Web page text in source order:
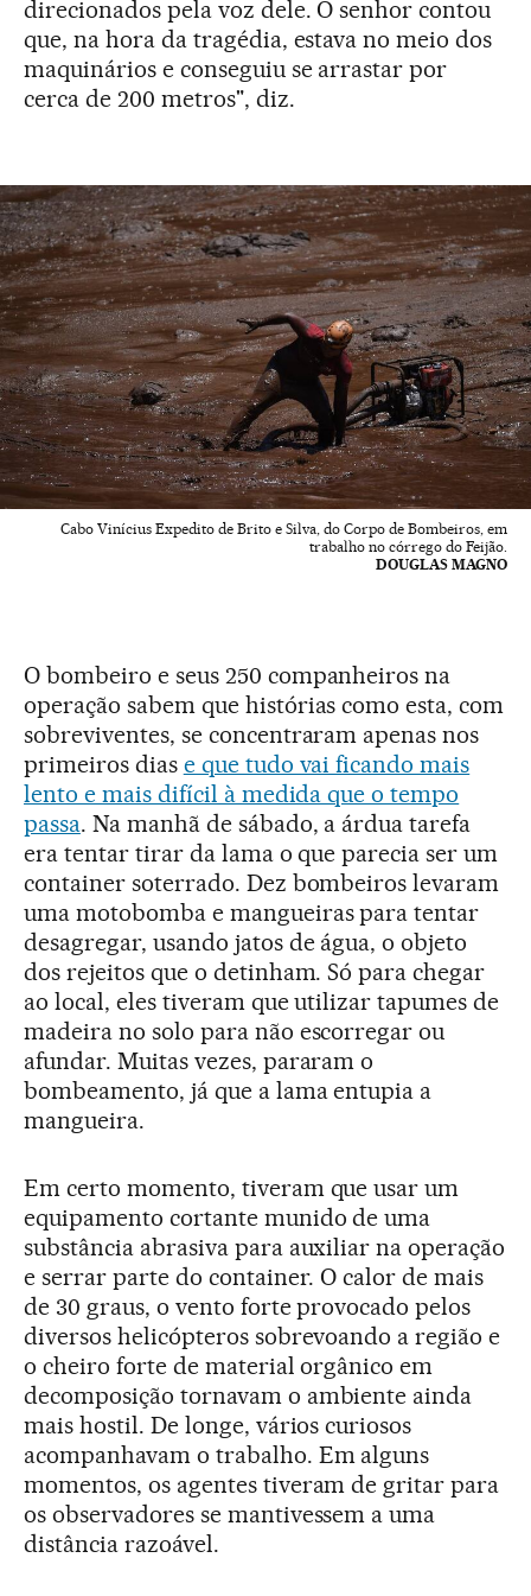
direcionados pela voz dele. O senhor contou
que, na hora da tragédia, estava no meio dos
maquinários e conseguiu se arrastar por
cerca de 200 metros", diz.
Cabo Vinícius Expedito de Brito e Silva, do Corpo de Bombeiros, em
trabalho no córrego do Feijão.
DOUGLAS MAGNO
O bombeiro e seus 250 companheiros na
operação sabem que histórias como esta, com
sobreviventes, se concentraram apenas nos
primeiros dias e que tudo vai ficando mais
lento e mais difícil à medida que o tempo
passa. Na manhã de sábado, a árdua tarefa
era tentar tirar da lama o que parecia ser um
container soterrado. Dez bombeiros levaram
uma motobomba e mangueiras para tentar
desagregar, usando jatos de água, o objeto
dos rejeitos que o detinham. Só para chegar
ao local, eles tiveram que utilizar tapumes de
madeira no solo para não escorregar ou
afundar. Muitas vezes, pararam o
bombeamento, já que a lama entupia a
mangueira.
Em certo momento, tiveram que usar um
equipamento cortante munido de uma
substância abrasiva para auxiliar na operação
e serrar parte do container. O calor de mais
de 30 graus, o vento forte provocado pelos
diversos helicópteros sobrevoando a região e
o cheiro forte de material orgânico em
decomposição tornavam o ambiente ainda
mais hostil. De longe, vários curiosos
acompanhavam o trabalho. Em alguns
momentos, os agentes tiveram de gritar para
os observadores se mantivessem a uma
distância razoável.